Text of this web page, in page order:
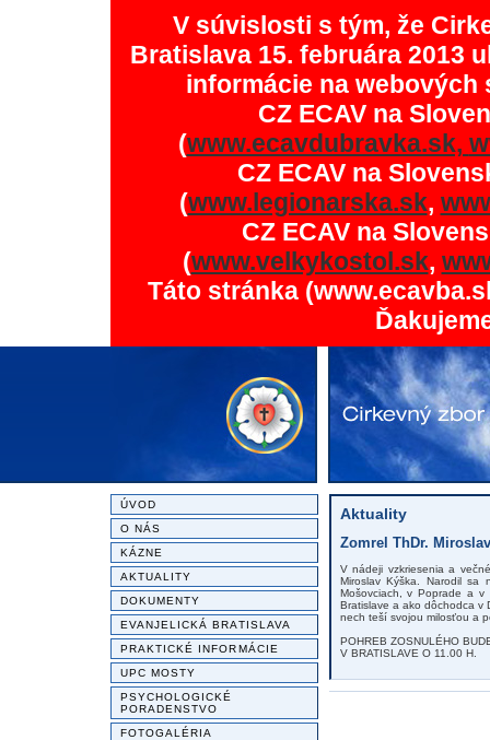
V súvislosti s tým, že
Bratislava 15. februára 2013
informácie na
CZ ECAV na
(www.ecavdubravka.sk,
CZ ECAV na
(www.legionarska.sk,
CZ ECAV na
(www.velkykostol.sk,
Táto stránka
ÚVOD
O NÁS
KÁZNE
AKTUALITY
DOKUMENTY
EVANJELICKÁ BRATISLAVA
PRAKTICKÉ INFORMÁCIE
UPC MOSTY
PSYCHOLOGICKÉ
PORADENSTVO
FOTOGALÉRIA
Aktuality
Zomrel ThDr.
V nádeji vzkriesenia a
Miroslav Kýška. Narodil
Mošovciach, v Poprade a v
Bratislave a ako dôchodca v
nech teší svojou milosťou a
POHREB ZOSNULÉHO
V BRATISLAVE O 11.00 H.